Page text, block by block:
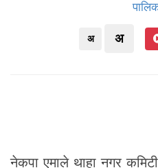
अ अ
नेकपा एमाले थाहा नगर